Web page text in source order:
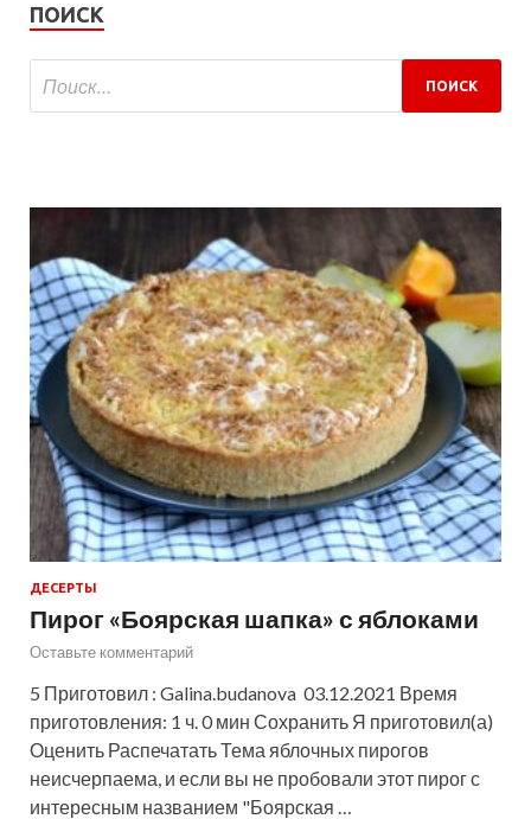
ПОИСК
ДЕСЕРТЫ
Пирог «Боярская шапка» с яблоками
Оставьте комментарий
5 Приготовил : Galina.budanova 03.12.2021 Время
приготовления: 1 ч. 0 мин Сохранить Я приготовил(а)
Оценить Распечатать Тема яблочных пирогов
неисчерпаема, и если вы не пробовали этот пирог с
интересным названием "Боярская …